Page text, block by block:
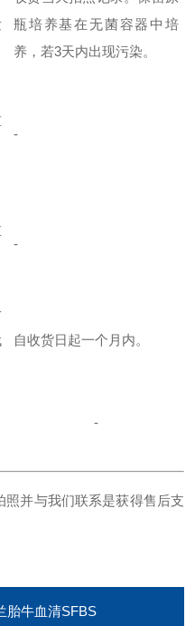
瓶培养基在无菌容器中培
养，若3天内出现污染。
-
-
自收货日起一个月内。
-
照并与我们联系是获得售后支
胎牛血清SFBS